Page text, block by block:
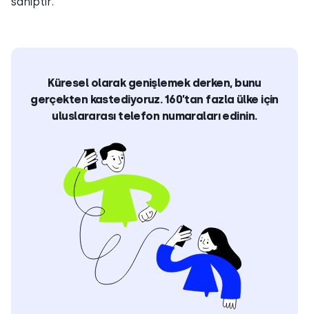
Küresel olarak genişlemek derken, bunu
gerçekten kastediyoruz. 160’tan fazla ülke için
uluslararası telefon numaraları edinin.